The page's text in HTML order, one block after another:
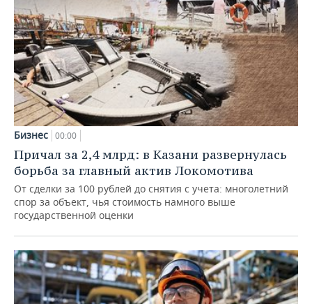
Бизнес 00:00
Причал за 2,4 млрд: в Казани развернулась
борьба за главный актив Локомотива
От сделки за 100 рублей до снятия с учета: многолетний
спор за объект, чья стоимость намного выше
государственной оценки